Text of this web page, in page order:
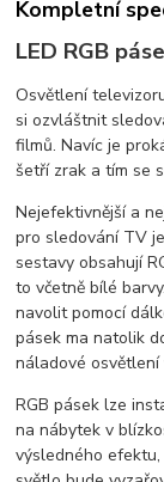
Kompletní
LED RGB
Osvětlení
si ozvláštnit
filmů. Navíc je
šetří zrak a tím se
Nejefektivnější a
pro sledování TV
sestavy obsahují
to včetně bílé
navolit pomocí
pásek ma natolik
náladové
RGB pásek lze
na nábytek v
výsledného